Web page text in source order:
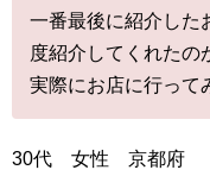
一番最後に紹介した
度紹介してくれたの
実際にお店に行って
30代 女性 京都府